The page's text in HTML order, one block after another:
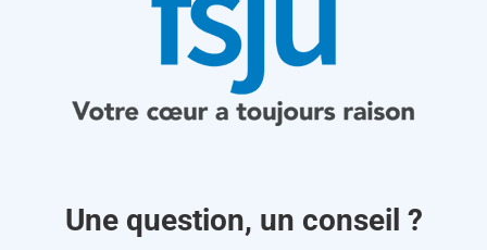
Une question, un conseil ?